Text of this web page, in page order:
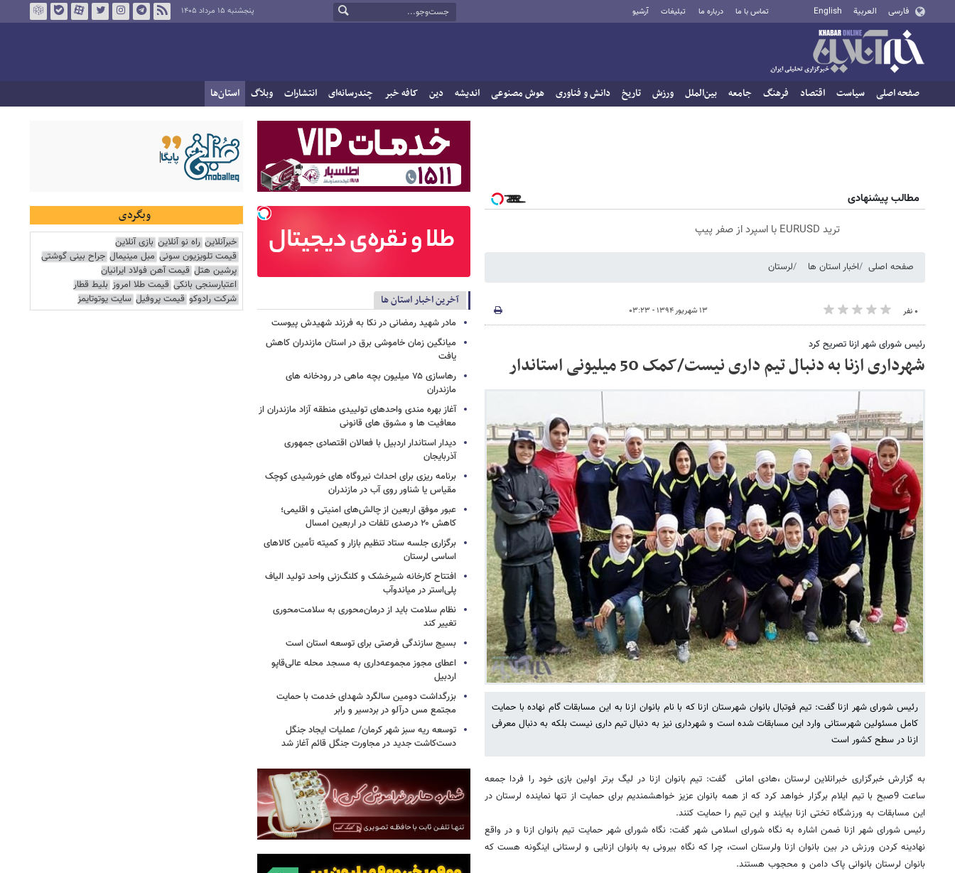
فارسی العربية English تماس با ما درباره ما تبلیغات آرشیو پنجشنبه ۱۵ مرداد ۱۴۰۵
صفحه اصلی سیاست اقتصاد فرهنگ جامعه بین‌الملل ورزش تاریخ دانش و فناوری هوش مصنوعی اندیشه دین کافه خبر چندرسانه‌ای انتشارات وبلاگ استان‌ها
مطالب پیشنهادی
ترید EURUSD با اسپرد از صفر پیپ
صفحه اصلی اخبار استان ها لرستان
۰ نفر ۱۳ شهریور ۱۳۹۴ - ۰۳:۲۳
رئیس شورای شهر ازنا تصریح کرد
شهرداری ازنا به دنبال تیم داری نیست/کمک 50 میلیونی استاندار
رئیس شورای شهر ازنا گفت: تیم فوتبال بانوان شهرستان ازنا که با نام بانوان ازنا به این مسابقات گام نهاده با حمایت
کامل مسئولین شهرستانی وارد این مسابقات شده است و شهرداری نیز به دنبال تیم داری نیست بلکه به دنبال معرفی
ازنا در سطح کشور است
به گزارش خبرگزاری خبرانلاین لرستان ،هادی امانی گفت: تیم بانوان ازنا در لیگ برتر اولین بازی خود را فردا جمعه
ساعت 9صبح با تیم ایلام برگزار خواهد کرد که از همه بانوان عزیز خواهشمندیم برای حمایت از تنها نماینده لرستان در
این مسابقات به ورزشگاه تختی ازنا بیایند و این تیم را حمایت کنند.
رئیس شورای شهر ازنا ضمن اشاره به نگاه شورای اسلامی شهر گفت: نگاه شورای شهر حمایت تیم بانوان ازنا و در واقع
نهادینه کردن ورزش در بین بانوان ازنا ولرستان است، چرا که نگاه بیرونی به بانوان ازنایی و لرستانی اینگونه هست که
بانوان لرستان بانوانی پاک دامن و محجوب هستند.
آخرین اخبار استان ها
مادر شهید رمضانی در نکا به فرزند شهیدش پیوست
میانگین زمان خاموشی برق در استان مازندران کاهش
یافت
رهاسازی ۷۵ میلیون بچه ماهی در رودخانه های
مازندران
آغاز بهره مندی واحدهای تولییدی منطقه آزاد مازندران از
معافیت ها و مشوق های قانونی
دیدار استاندار اردبیل با فعالان اقتصادی جمهوری
آذربایجان
برنامه ریزی برای احداث نیروگاه های خورشیدی کوچک
مقیاس یا شناور روی آب در مازندران
عبور موفق اربعین از چالش‌های امنیتی و اقلیمی؛
کاهش ۲۰ درصدی تلفات در اربعین امسال
برگزاری جلسه ستاد تنظیم بازار و کمیته تأمین کالاهای
اساسی لرستان
افتتاح کارخانه شیرخشک و کلنگ‌زنی واحد تولید الیاف
پلی‌استر در میاندوآب
نظام سلامت باید از درمان‌محوری به سلامت‌محوری
تغییر کند
بسیج سازندگی فرصتی برای توسعه استان است
اعطای مجوز مجموعه‌داری به مسجد محله عالی‌قاپو
اردبیل
بزرگداشت دومین سالگرد شهدای خدمت با حمایت
مجتمع مس درآلو در بردسیر و رابر
توسعه ریه سبز شهر کرمان/ عملیات ایجاد جنگل
دست‌کاشت جدید در مجاورت جنگل قائم آغاز شد
وبگردی
خبرآنلاین راه نو آنلاین بازی آنلاین
قیمت تلویزیون سونی مبل مینیمال جراح بینی گوشتی
پرشین هتل قیمت آهن فولاد ایرانیان
اعتبارسنجی بانکی قیمت طلا امروز بلیط قطار
شرکت رادوکو قیمت پروفیل سایت یوتوتایمز